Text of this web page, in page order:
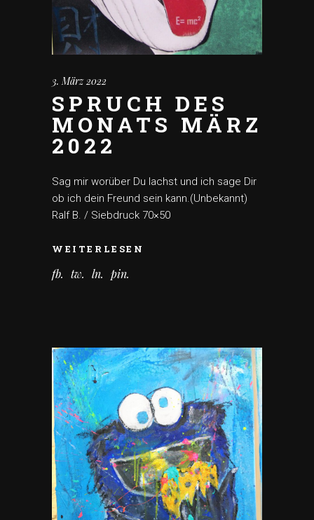
3. März 2022
SPRUCH DES
MONATS MÄRZ
2022
Sag mir worüber Du lachst und ich sage Dir
ob ich dein Freund sein kann.(Unbekannt)
Ralf B. / Siebdruck 70×50
WEITERLESEN
fb tw ln pin